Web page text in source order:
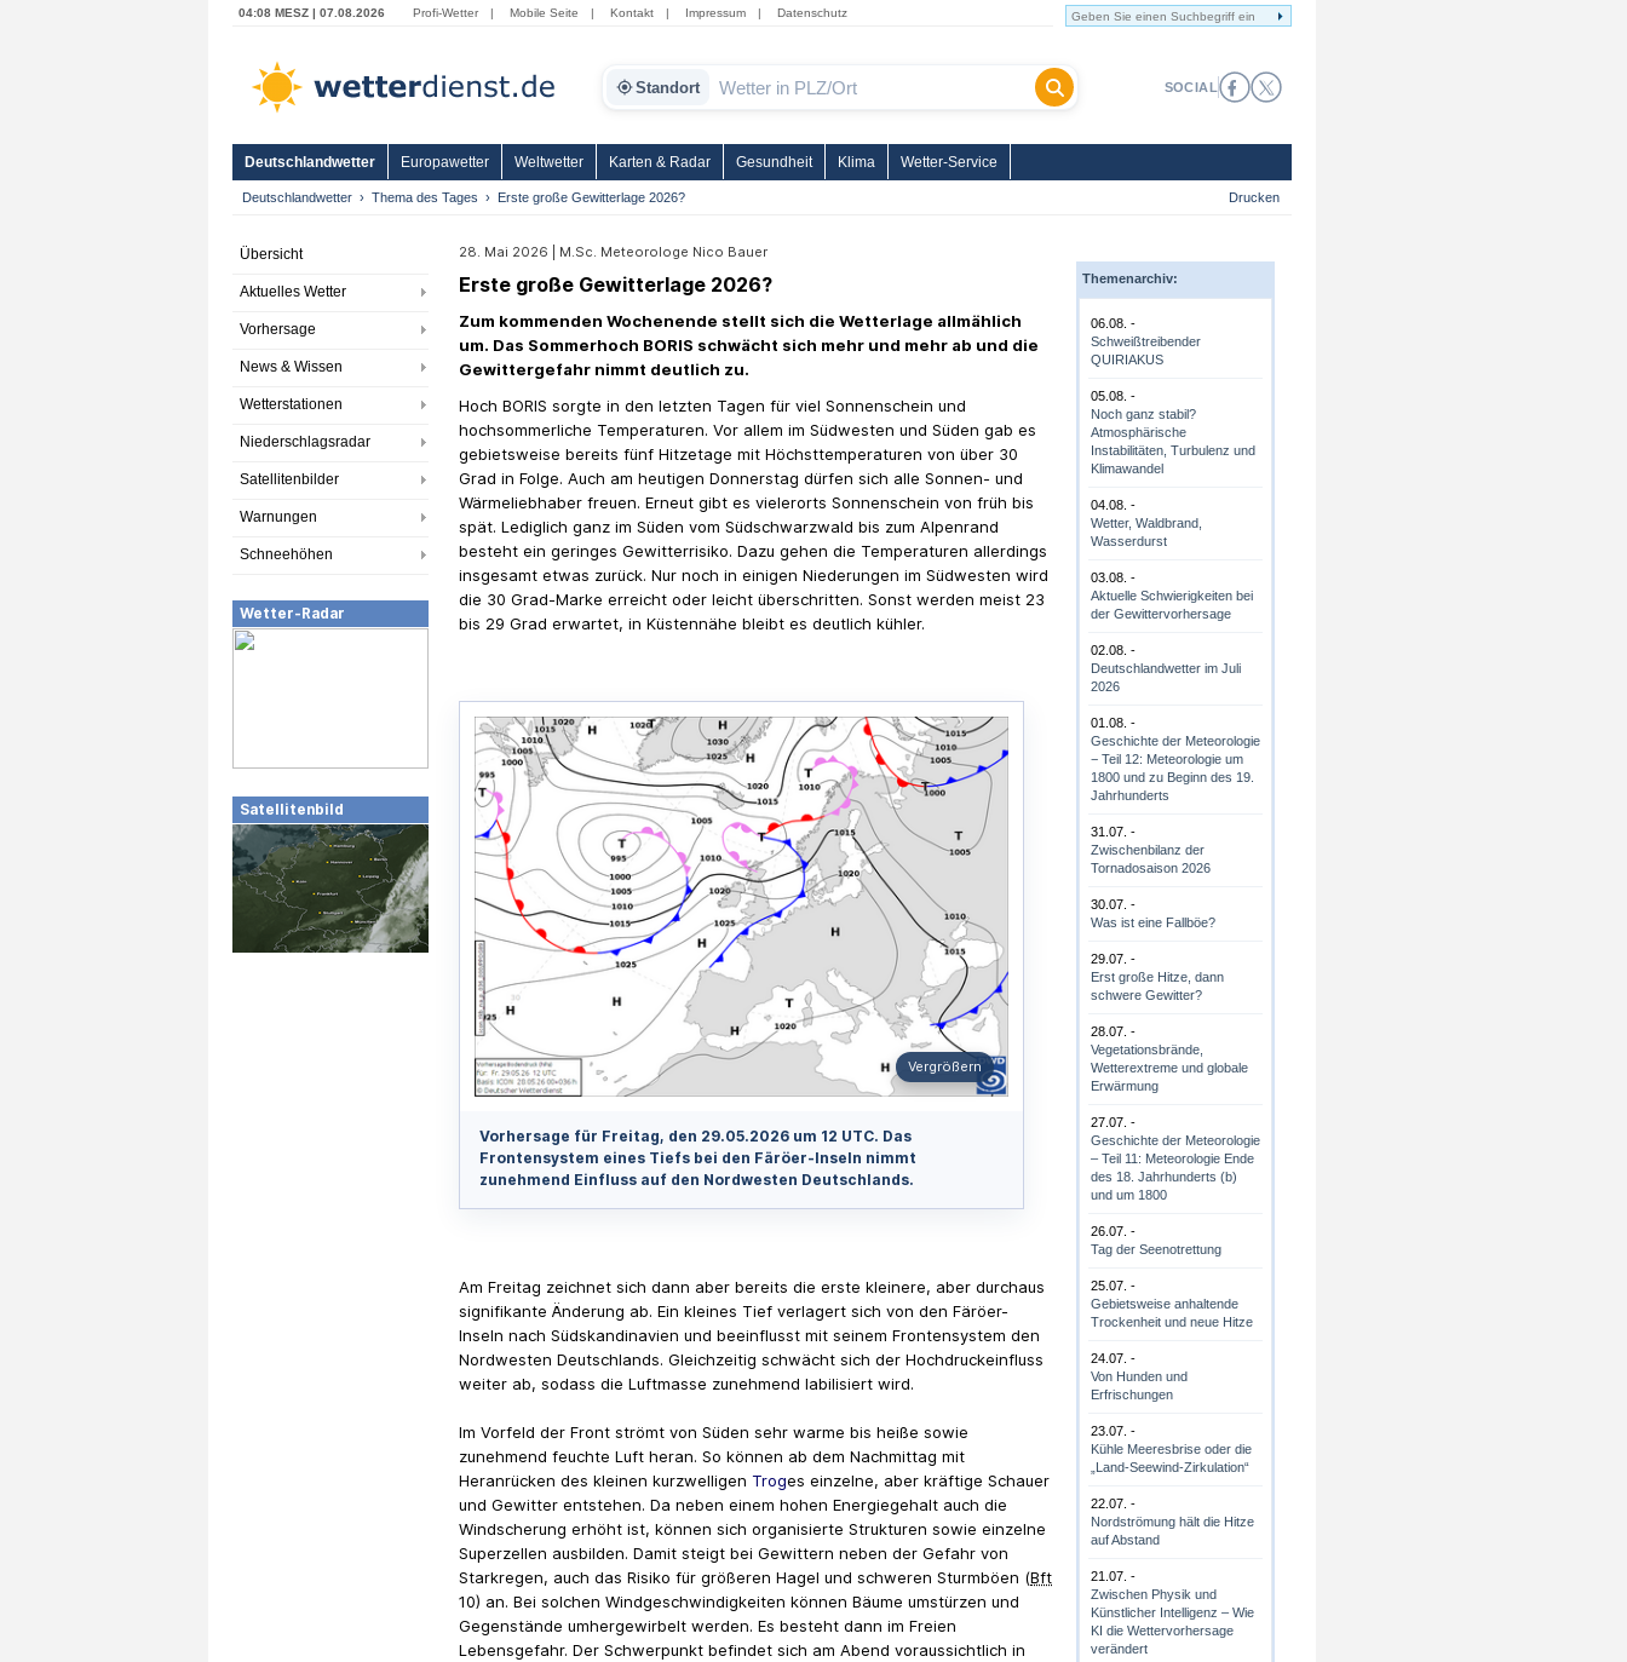
04:08 MESZ | 07.08.2026 Profi-Wetter | Mobile Seite | Kontakt | Impressum | Datenschutz
Standort SOCIAL
Deutschlandwetter Europawetter Weltwetter Karten & Radar Gesundheit Klima Wetter-Service
Deutschlandwetter Thema des Tages Erste große Gewitterlage 2026? Drucken
Übersicht
Aktuelles Wetter
Vorhersage
News & Wissen
Wetterstationen
Niederschlagsradar
Satellitenbilder
Warnungen
Schneehöhen
Wetter-Radar
Satellitenbild
28. Mai 2026 | M.Sc. Meteorologe Nico Bauer
Erste große Gewitterlage 2026?
Zum kommenden Wochenende stellt sich die Wetterlage allmählich
um. Das Sommerhoch BORIS schwächt sich mehr und mehr ab und die
Gewittergefahr nimmt deutlich zu.
Hoch BORIS sorgte in den letzten Tagen für viel Sonnenschein und
hochsommerliche Temperaturen. Vor allem im Südwesten und Süden gab es
gebietsweise bereits fünf Hitzetage mit Höchsttemperaturen von über 30
Grad in Folge. Auch am heutigen Donnerstag dürfen sich alle Sonnen- und
Wärmeliebhaber freuen. Erneut gibt es vielerorts Sonnenschein von früh bis
spät. Lediglich ganz im Süden vom Südschwarzwald bis zum Alpenrand
besteht ein geringes Gewitterrisiko. Dazu gehen die Temperaturen allerdings
insgesamt etwas zurück. Nur noch in einigen Niederungen im Südwesten wird
die 30 Grad-Marke erreicht oder leicht überschritten. Sonst werden meist 23
bis 29 Grad erwartet, in Küstennähe bleibt es deutlich kühler.
Vergrößern
Vorhersage für Freitag, den 29.05.2026 um 12 UTC. Das
Frontensystem eines Tiefs bei den Färöer-Inseln nimmt
zunehmend Einfluss auf den Nordwesten Deutschlands.
Am Freitag zeichnet sich dann aber bereits die erste kleinere, aber durchaus
signifikante Änderung ab. Ein kleines Tief verlagert sich von den Färöer-
Inseln nach Südskandinavien und beeinflusst mit seinem Frontensystem den
Nordwesten Deutschlands. Gleichzeitig schwächt sich der Hochdruckeinfluss
weiter ab, sodass die Luftmasse zunehmend labilisiert wird.
Im Vorfeld der Front strömt von Süden sehr warme bis heiße sowie
zunehmend feuchte Luft heran. So können ab dem Nachmittag mit
Heranrücken des kleinen kurzwelligen Troges einzelne, aber kräftige Schauer
und Gewitter entstehen. Da neben einem hohen Energiegehalt auch die
Windscherung erhöht ist, können sich organisierte Strukturen sowie einzelne
Superzellen ausbilden. Damit steigt bei Gewittern neben der Gefahr von
Starkregen, auch das Risiko für größeren Hagel und schweren Sturmböen (Bft
10) an. Bei solchen Windgeschwindigkeiten können Bäume umstürzen und
Gegenstände umhergewirbelt werden. Es besteht dann im Freien
Lebensgefahr. Der Schwerpunkt befindet sich am Abend voraussichtlich in
Themenarchiv:
06.08. -
Schweißtreibender
QUIRIAKUS
05.08. -
Noch ganz stabil?
Atmosphärische
Instabilitäten, Turbulenz und
Klimawandel
04.08. -
Wetter, Waldbrand,
Wasserdurst
03.08. -
Aktuelle Schwierigkeiten bei
der Gewittervorhersage
02.08. -
Deutschlandwetter im Juli
2026
01.08. -
Geschichte der Meteorologie
− Teil 12: Meteorologie um
1800 und zu Beginn des 19.
Jahrhunderts
31.07. -
Zwischenbilanz der
Tornadosaison 2026
30.07. -
Was ist eine Fallböe?
29.07. -
Erst große Hitze, dann
schwere Gewitter?
28.07. -
Vegetationsbrände,
Wetterextreme und globale
Erwärmung
27.07. -
Geschichte der Meteorologie
– Teil 11: Meteorologie Ende
des 18. Jahrhunderts (b)
und um 1800
26.07. -
Tag der Seenotrettung
25.07. -
Gebietsweise anhaltende
Trockenheit und neue Hitze
24.07. -
Von Hunden und
Erfrischungen
23.07. -
Kühle Meeresbrise oder die
„Land-Seewind-Zirkulation“
22.07. -
Nordströmung hält die Hitze
auf Abstand
21.07. -
Zwischen Physik und
Künstlicher Intelligenz – Wie
KI die Wettervorhersage
verändert